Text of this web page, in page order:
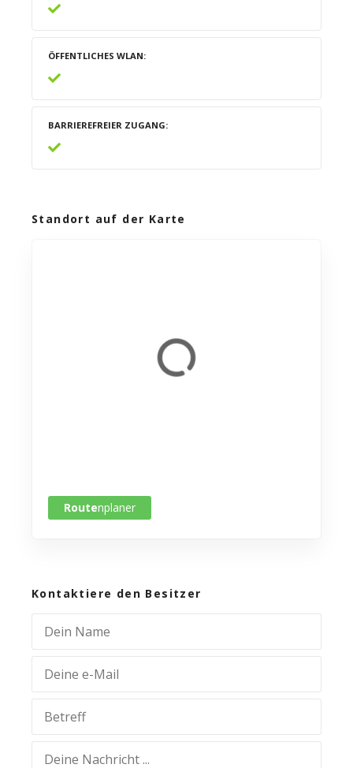
ÖFFENTLICHES WLAN
BARRIEREFREIER ZUGANG
Standort auf der Karte
Routenplaner
Kontaktiere den Besitzer